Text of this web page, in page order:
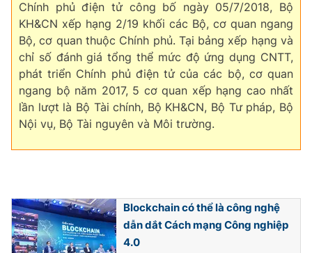
Chính phủ điện tử công bố ngày 05/7/2018, Bộ
KH&CN xếp hạng 2/19 khối các Bộ, cơ quan ngang
Bộ, cơ quan thuộc Chính phủ. Tại bảng xếp hạng và
chỉ số đánh giá tổng thể mức độ ứng dụng CNTT,
phát triển Chính phủ điện tử của các bộ, cơ quan
ngang bộ năm 2017, 5 cơ quan xếp hạng cao nhất
lần lượt là Bộ Tài chính, Bộ KH&CN, Bộ Tư pháp, Bộ
Nội vụ, Bộ Tài nguyên và Môi trường.
Blockchain có thể là công nghệ
dẫn dắt Cách mạng Công nghiệp
4.0